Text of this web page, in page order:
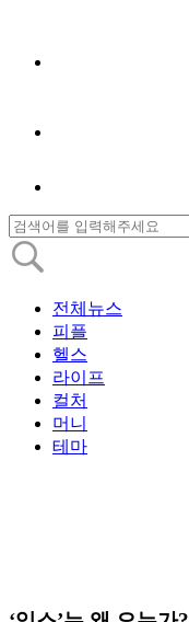
전체뉴스
피플
헬스
라이프
컬처
머니
테마